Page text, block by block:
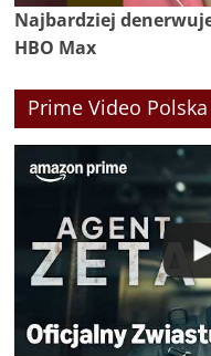
Najbardziej
HBO Max
Prime Video